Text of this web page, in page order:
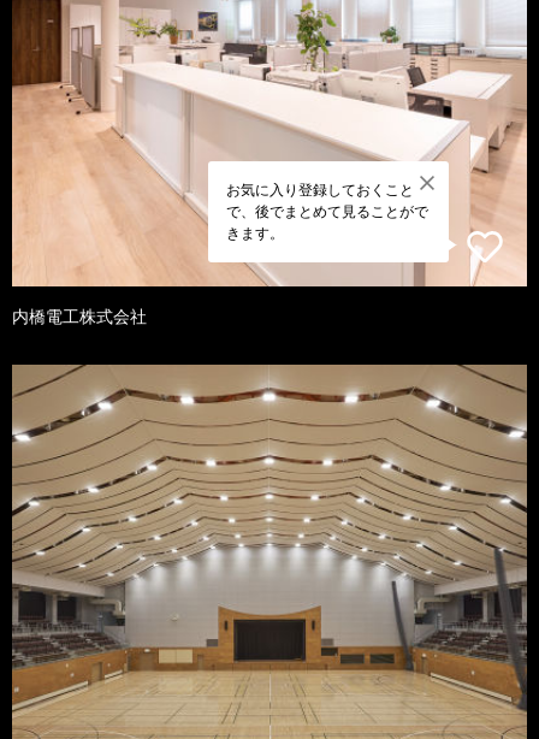
お気に入り登録しておくこと
で、後でまとめて見ることがで
きます。
内橋電工株式会社